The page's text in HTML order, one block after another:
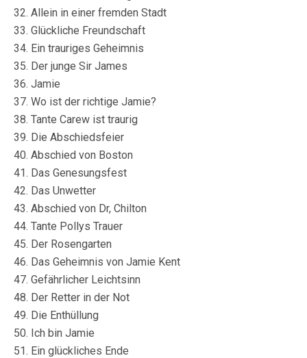
32. Allein in einer fremden Stadt
33. Glückliche Freundschaft
34. Ein trauriges Geheimnis
35. Der junge Sir James
36. Jamie
37. Wo ist der richtige Jamie?
38. Tante Carew ist traurig
39. Die Abschiedsfeier
40. Abschied von Boston
41. Das Genesungsfest
42. Das Unwetter
43. Abschied von Dr, Chilton
44. Tante Pollys Trauer
45. Der Rosengarten
46. Das Geheimnis von Jamie Kent
47. Gefährlicher Leichtsinn
48. Der Retter in der Not
49. Die Enthüllung
50. Ich bin Jamie
51. Ein glückliches Ende